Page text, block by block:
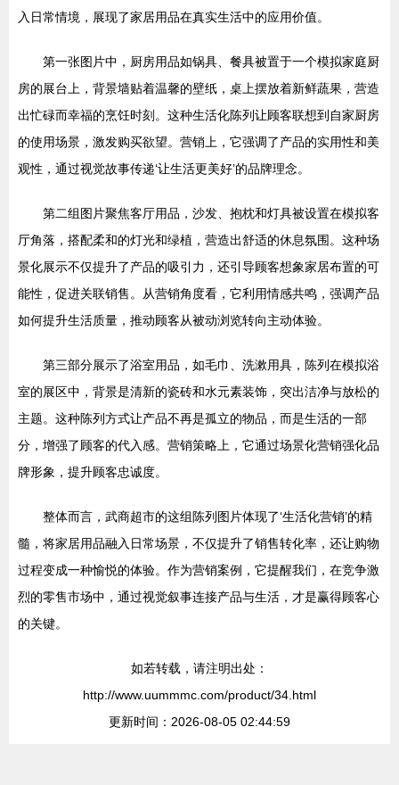
入日常情境，展现了家居用品在真实生活中的应用价值。
第一张图片中，厨房用品如锅具、餐具被置于一个模拟家庭厨
房的展台上，背景墙贴着温馨的壁纸，桌上摆放着新鲜蔬果，营造
出忙碌而幸福的烹饪时刻。这种生活化陈列让顾客联想到自家厨房
的使用场景，激发购买欲望。营销上，它强调了产品的实用性和美
观性，通过视觉故事传递‘让生活更美好’的品牌理念。
第二组图片聚焦客厅用品，沙发、抱枕和灯具被设置在模拟客
厅角落，搭配柔和的灯光和绿植，营造出舒适的休息氛围。这种场
景化展示不仅提升了产品的吸引力，还引导顾客想象家居布置的可
能性，促进关联销售。从营销角度看，它利用情感共鸣，强调产品
如何提升生活质量，推动顾客从被动浏览转向主动体验。
第三部分展示了浴室用品，如毛巾、洗漱用具，陈列在模拟浴
室的展区中，背景是清新的瓷砖和水元素装饰，突出洁净与放松的
主题。这种陈列方式让产品不再是孤立的物品，而是生活的一部
分，增强了顾客的代入感。营销策略上，它通过场景化营销强化品
牌形象，提升顾客忠诚度。
整体而言，武商超市的这组陈列图片体现了‘生活化营销’的精
髓，将家居用品融入日常场景，不仅提升了销售转化率，还让购物
过程变成一种愉悦的体验。作为营销案例，它提醒我们，在竞争激
烈的零售市场中，通过视觉叙事连接产品与生活，才是赢得顾客心
的关键。
如若转载，请注明出处：
http://www.uummmc.com/product/34.html
更新时间：2026-08-05 02:44:59